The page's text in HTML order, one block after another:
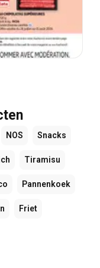
NOS Snacks
Tiramisu
Pannenkoek
Friet